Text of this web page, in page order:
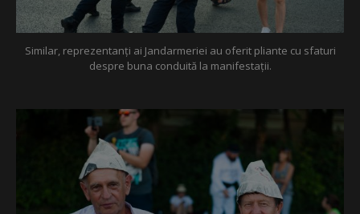
Similar, reprezentanți ai Jandarmeriei au oferit pliante cu sfaturi
despre buna conduită la manifestații.